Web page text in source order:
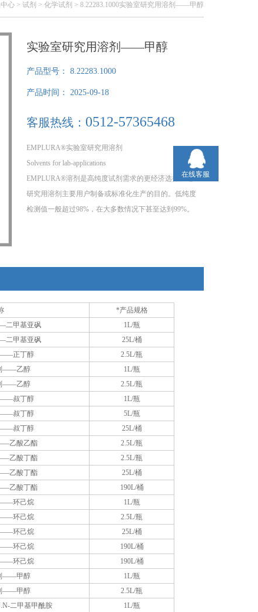
心 > 试剂 > 化学试剂 > 8.22283.1000实验室研究用溶剂——甲醇
实验室研究用溶剂——甲醇
产品型号： 8.22283.1000
产品时间： 2025-09-18
客服热线： 0512-57365468
EMPLURA®实验室研究用溶剂
Solvents for lab-applications
EMPLURA®溶剂是高纯度试剂需求的更经济选择。这些
研究用溶剂主要用户制备或标准化生产的目的。低纯度
检测值一般超过98%，在大多数情况下甚至达到99%。
*产品规格
二甲基亚砜
1L/瓶
二甲基亚砜
25L/桶
——正丁醇
2.5L/瓶
——乙醇
1L/瓶
——乙醇
2.5L/瓶
——叔丁醇
1L/瓶
——叔丁醇
5L/瓶
——叔丁醇
25L/桶
乙酸乙酯
2.5L/瓶
乙酸丁酯
2.5L/瓶
乙酸丁酯
25L/桶
乙酸丁酯
190L/桶
——环己烷
1L/瓶
——环己烷
2.5L/瓶
——环己烷
25L/桶
——环己烷
190L/桶
——环己烷
190L/桶
——甲醇
1L/瓶
——甲醇
2.5L/瓶
二甲基甲酰胺
1L/瓶
在线客服